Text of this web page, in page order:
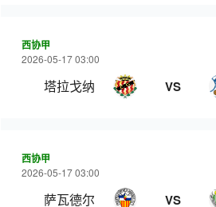
西协甲
2026-05-17 03:00
塔拉戈纳 VS
西协甲
2026-05-17 03:00
萨瓦德尔 VS